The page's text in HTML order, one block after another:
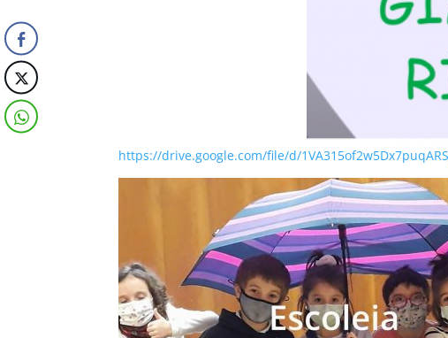
https://drive.google.com/file/d/